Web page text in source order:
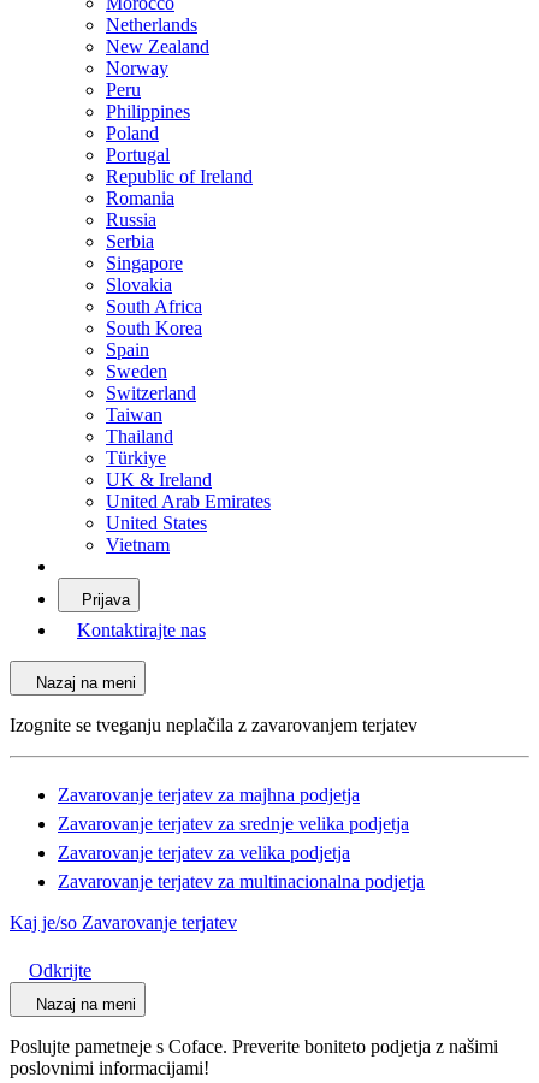
Netherlands
New Zealand
Norway
Peru
Philippines
Poland
Portugal
Republic of Ireland
Romania
Russia
Serbia
Singapore
Slovakia
South Africa
South Korea
Spain
Sweden
Switzerland
Taiwan
Thailand
Türkiye
UK & Ireland
United Arab Emirates
United States
Vietnam
Prijava
Kontaktirajte nas
Nazaj na meni
Izognite se tveganju neplačila z zavarovanjem terjatev
Zavarovanje terjatev za majhna podjetja
Zavarovanje terjatev za srednje velika podjetja
Zavarovanje terjatev za velika podjetja
Zavarovanje terjatev za multinacionalna podjetja
Kaj je/so Zavarovanje terjatev
Odkrijte
Nazaj na meni
Poslujte pametneje s Coface. Preverite boniteto podjetja z našimi
poslovnimi informacijami!